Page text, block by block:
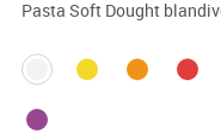
Pasta Soft Dought